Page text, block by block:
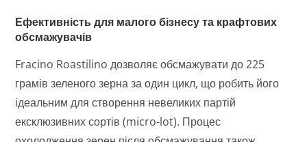
Ефективність для малого бізнесу та крафтових
обсмажувачів
Fracino Roastilino дозволяє обсмажувати до 225
грамів зеленого зерна за один цикл, що робить його
ідеальним для створення невеликих партій
ексклюзивних сортів (micro-lot). Процес